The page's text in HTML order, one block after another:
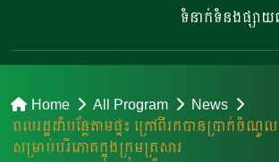
ទំនាក់ទំនងផ្សាយពាណិ
Home All Program
News
ពលរដ្ឋដាំបន្លែតាមផ្ទះ ក្រៅពីរកបានប្រាក់ចំ
សម្រាប់បរិភោគក្នុងក្រុមគ្រួសារ